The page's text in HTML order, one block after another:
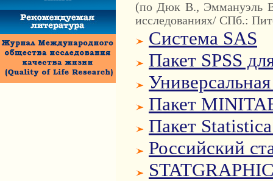
(по Дюк В., Эммануэль
исследованиях/ СПб.:
Система SAS
Пакет SPSS
Пакет
Пакет
Российский